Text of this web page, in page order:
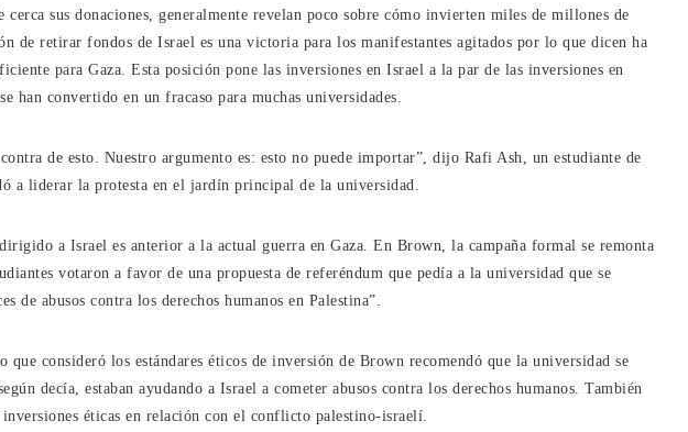
cerca sus donaciones, generalmente revelan poco sobre cómo invierten miles de millones de
de retirar fondos de Israel es una victoria para los manifestantes agitados por lo que dicen ha
para Gaza. Esta posición pone las inversiones en Israel a la par de las inversiones en
han convertido en un fracaso para muchas universidades.
de esto. Nuestro argumento es: esto no puede importar”, dijo Rafi Ash, un estudiante de
a liderar la protesta en el jardín principal de la universidad.
a Israel es anterior a la actual guerra en Gaza. En Brown, la campaña formal se remonta
votaron a favor de una propuesta de referéndum que pedía a la universidad que se
de abusos contra los derechos humanos en Palestina”.
consideró los estándares éticos de inversión de Brown recomendó que la universidad se
decía, estaban ayudando a Israel a cometer abusos contra los derechos humanos. También
éticas en relación con el conflicto palestino-israelí.